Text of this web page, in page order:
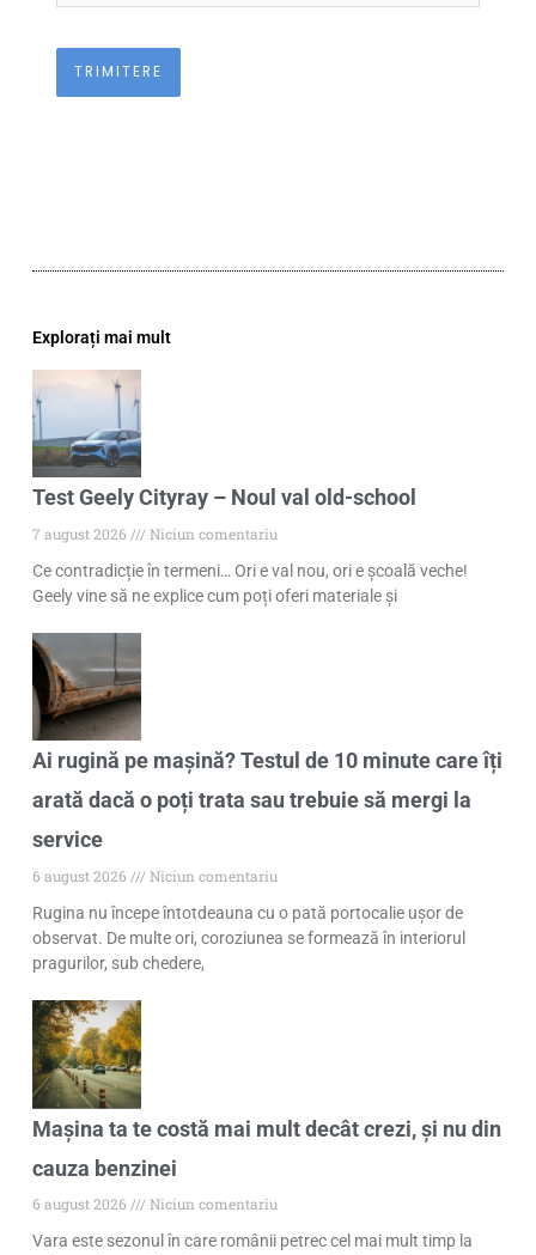
Explorați mai mult
Test Geely Cityray – Noul val old-school
7 august 2026
Niciun comentariu
Ce contradicție în termeni… Ori e val nou, ori e școală veche!
Geely vine să ne explice cum poți oferi materiale și
Ai rugină pe mașină? Testul de 10 minute care îți
arată dacă o poți trata sau trebuie să mergi la
service
6 august 2026
Niciun comentariu
Rugina nu începe întotdeauna cu o pată portocalie ușor de
observat. De multe ori, coroziunea se formează în interiorul
pragurilor, sub chedere,
Mașina ta te costă mai mult decât crezi, și nu din
cauza benzinei
6 august 2026
Niciun comentariu
Vara este sezonul în care românii petrec cel mai mult timp la